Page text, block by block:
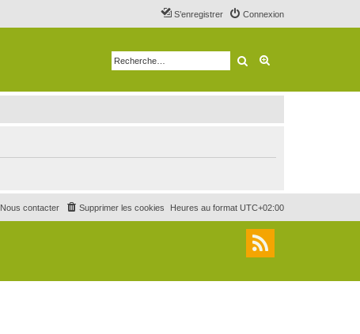
Connexion
S’enregistrer
Rechercher
Heures au format UTC+02:00
Supprimer les cookies
Nous contacter